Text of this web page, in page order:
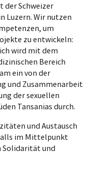
der Schweizer
Luzern. Wir nutzen
um
zu entwickeln:
wird mit dem
Bereich
ein von der
und Zusammenarbeit
der sexuellen
Tansanias durch.
und Austausch
im Mittelpunkt
Solidarität und